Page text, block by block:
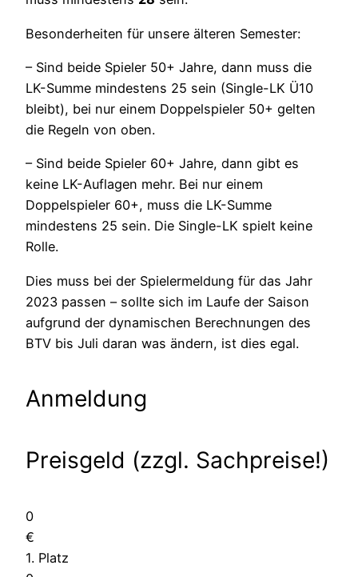
Besonderheiten für unsere älteren Semester:
– Sind beide Spieler 50+ Jahre, dann muss die
LK-Summe mindestens 25 sein (Single-LK Ü10
bleibt), bei nur einem Doppelspieler 50+ gelten
die Regeln von oben.
– Sind beide Spieler 60+ Jahre, dann gibt es
keine LK-Auflagen mehr. Bei nur einem
Doppelspieler 60+, muss die LK-Summe
mindestens 25 sein. Die Single-LK spielt keine
Rolle.
Dies muss bei der Spielermeldung für das Jahr
2023 passen – sollte sich im Laufe der Saison
aufgrund der dynamischen Berechnungen des
BTV bis Juli daran was ändern, ist dies egal.
Anmeldung
Preisgeld (zzgl. Sachpreise!)
0
€
1. Platz